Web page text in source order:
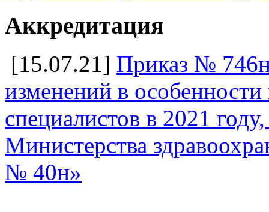
Аккредитация
[15.07.21] Приказ №
изменений в
специалистов в 2021
Министерства
№ 40н»